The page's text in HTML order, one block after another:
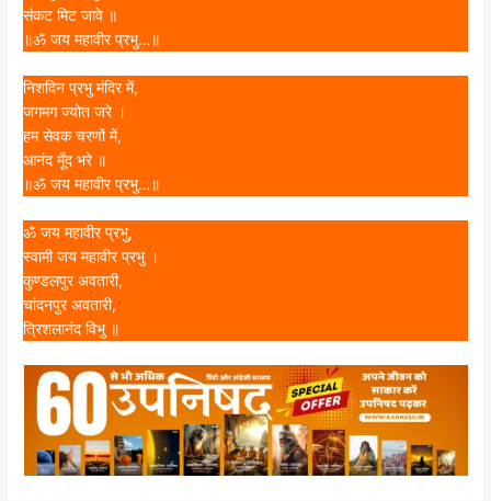
संकट मिट जावे ॥
॥ॐ जय महावीर प्रभु…॥
निशदिन प्रभु मंदिर में,
जगमग ज्योत जरे ।
हम सेवक चरणों में,
आनंद मूँद भरे ॥
॥ॐ जय महावीर प्रभु…॥
ॐ जय महावीर प्रभु,
स्वामी जय महावीर प्रभु ।
कुण्डलपुर अवतारी,
चांदनपुर अवतारी,
त्रिशलानंद विभु ॥